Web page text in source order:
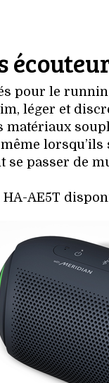
pour le
léger et
matériaux
se passer de
HA-AE5T